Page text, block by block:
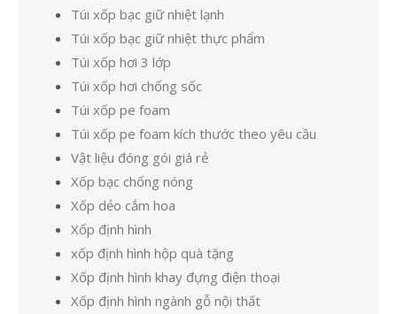
Túi xốp bạc giữ nhiệt lạnh
Túi xốp bạc giữ nhiệt thực phẩm
Túi xốp hơi 3 lớp
Túi xốp hơi chống sốc
Túi xốp pe foam
Túi xốp pe foam kích thước theo yêu cầu
Vật liệu đóng gói giá rẻ
Xốp bạc chống nóng
Xốp dẻo cắm hoa
Xốp định hình
xốp định hình hộp quà tặng
Xốp định hình khay đựng điện thoại
Xốp định hình ngành gỗ nội thất